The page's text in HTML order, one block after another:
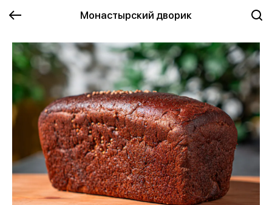
Монастырский дворик